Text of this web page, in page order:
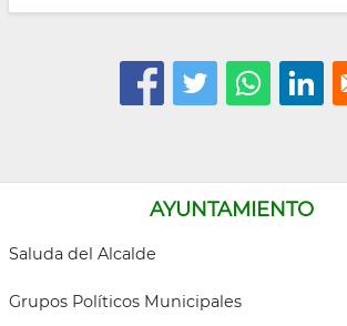
AYUNTAMIENTO
Saluda del Alcalde
Grupos Políticos Municipales